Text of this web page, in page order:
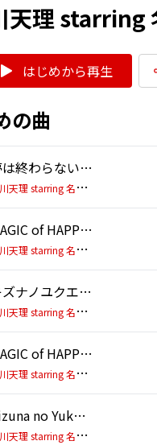
天理 starring
はじめから再生
の曲
夢は終わらない～こぼれ落ちる時の雫～
鮎
川天理 starring 名塚佳織
MAGIC of HAPPINESS
鮎
川天理 starring 名塚佳織
キズナノユクエ from Tenri
鮎
川天理 starring 名塚佳織
MAGIC of HAPPINESS (Instrumental)
鮎
川天理 starring 名塚佳織
Kizuna no Yukue from Tenri (Instrumental)
鮎
川天理 starring 名塚佳織